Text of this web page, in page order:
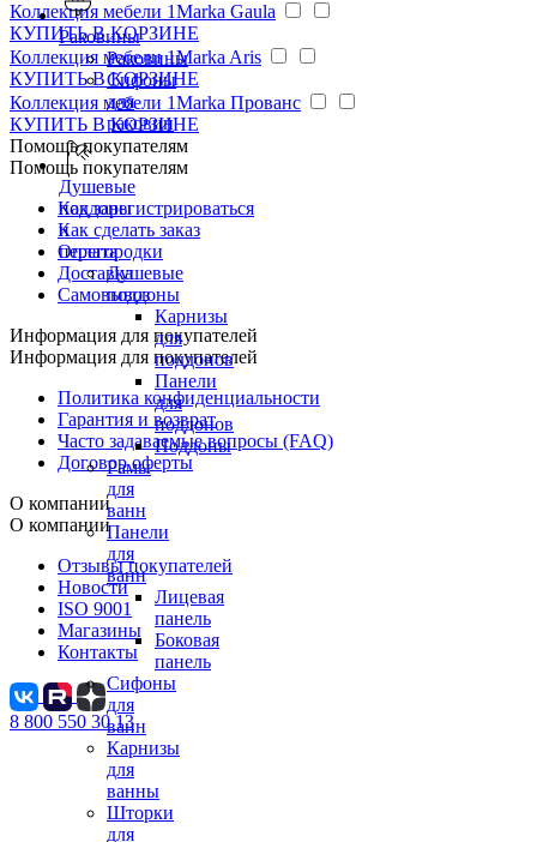
Раковины
Раковины
Сифоны
для
раковин
Душевые
поддоны
и
перегородки
Душевые
поддоны
Карнизы
для
поддонов
Панели
для
поддонов
Поддоны
Рамы
для
ванн
Панели
для
ванн
Лицевая
панель
Боковая
панель
Сифоны
для
ванн
Карнизы
для
ванны
Шторки
для
Коллекция мебели 1Marka Gaula
КУПИТЬ В КОРЗИНЕ
Коллекция мебели 1Marka Aris
КУПИТЬ В КОРЗИНЕ
Коллекция мебели 1Marka Прованс
КУПИТЬ В КОРЗИНЕ
Помощь покупателям
Помощь покупателям
Как зарегистрироваться
Как сделать заказ
Оплата
Доставка
Самовывоз
Информация для покупателей
Информация для покупателей
Политика конфиденциальности
Гарантия и возврат
Часто задаваемые вопросы (FAQ)
Договор оферты
О компании
О компании
Отзывы покупателей
Новости
ISO 9001
Магазины
Контакты
8 800 550 30 13